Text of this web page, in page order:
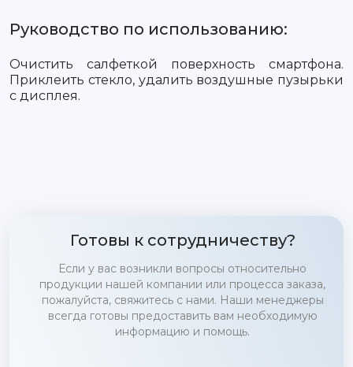
Руководство по использованию:
Очистить салфеткой поверхность смартфона.
Приклеить стекло, удалить воздушные пузырьки
с дисплея.
Готовы к сотрудничеству?
Если у вас возникли вопросы относительно
продукции нашей компании или процесса заказа,
пожалуйста, свяжитесь с нами. Наши менеджеры
всегда готовы предоставить вам необходимую
информацию и помощь.